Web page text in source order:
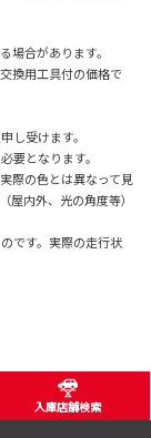
合があります。
換用工具付の価格で
し受けます。
要となります。
際の色とは異なって見
屋内外、光の角度等）
です。実際の走行状
入庫店舗検索